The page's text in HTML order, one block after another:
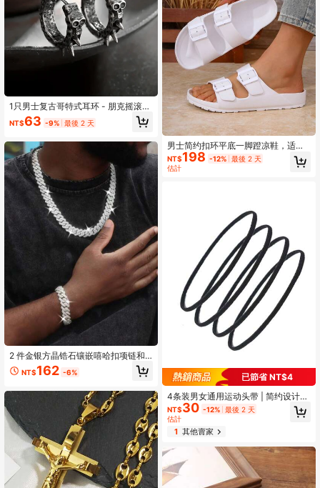
1只男士复古哥特式耳环 - 朋克摇滚风
格，低过敏性铜材质
NT$63 -9% 最後 2 天
2 件金银方晶锆石镶嵌嘻哈扣项链和
手链套装，男女通用，日常或节日佩
戴，感恩节、圣诞节、节日珠宝礼
NT$162 -6%
男士简约扣环平底一脚蹬凉鞋，适合
夏季休闲、户外运动、度假旅行、毕
业礼物或生日配饰、淋浴鞋
NT$198 -12% 最後 2 天
估計
已節省 NT$4
4条装男女通用运动头带 | 简约设计，
适合滑雪、健身、瑜伽、跑步、足球
等运动 | 时尚定型，吸湿排汗，夏季
必备发饰
NT$30 -12% 最後 2 天
估計
1其他賣家